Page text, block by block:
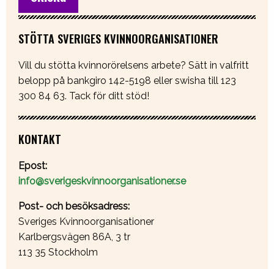
STÖTTA SVERIGES KVINNOORGANISATIONER
Vill du stötta kvinnorörelsens arbete? Sätt in valfritt
belopp på bankgiro 142-5198 eller swisha till 123
300 84 63. Tack för ditt stöd!
KONTAKT
Epost:
info@sverigeskvinnoorganisationer.se
Post- och besöksadress:
Sveriges Kvinnoorganisationer
Karlbergsvägen 86A, 3 tr
113 35 Stockholm